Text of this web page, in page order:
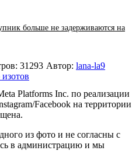
больше не задерживаются на
31293 Автор: lana-la9
Platforms Inc. по реализации
Facebook на территории
из фото и не согласны с
в администрацию и мы